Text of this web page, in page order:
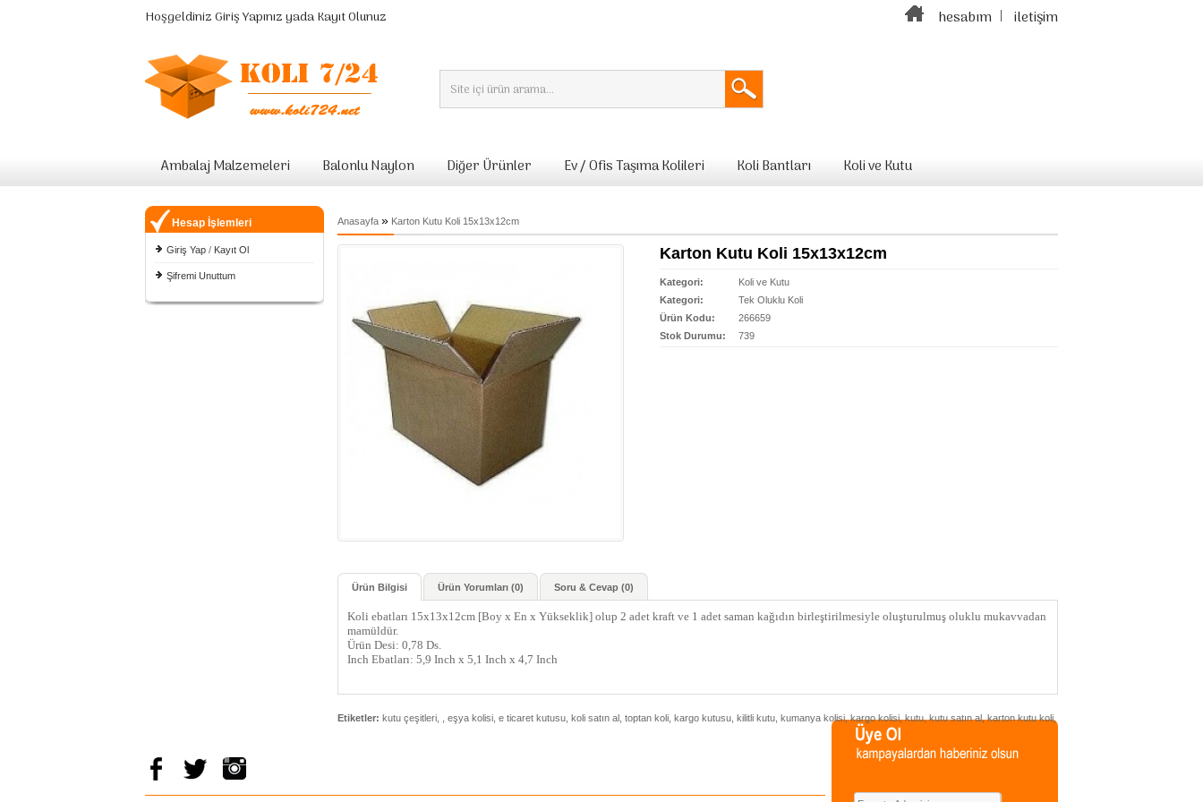
HoşgeldinizGiriş YapınızyadaKayıt Olunuz hesabım iletişim
Ambalaj Malzemeleri Balonlu Naylon Diğer Ürünler Ev / Ofis Taşıma Kolileri Koli Bantları Koli ve Kutu
Hesap İşlemleri
Giriş Yap / Kayıt Ol
Şifremi Unuttum
Anasayfa » Karton Kutu Koli 15x13x12cm
Karton Kutu Koli 15x13x12cm
Kategori:
Koli ve Kutu
Kategori:
Tek Oluklu Koli
Ürün Kodu:
266659
Stok Durumu:
739
Ürün Bilgisi Ürün Yorumları (0) Soru & Cevap (0)
Koli ebatları 15x13x12cm [Boy x En x Yükseklik] olup 2 adet kraft ve 1 adet saman kağıdın birleştirilmesiyle oluşturulmuş oluklu mukavvadan
mamüldür.
Ürün Desi: 0,78 Ds.
Inch Ebatları: 5,9 Inch x 5,1 Inch x 4,7 Inch
Etiketler: kutu çeşitleri eşya kolisi e ticaret kutusu koli satın al toptan koli kargo kutusu kilitli kutu kumanya kolisi,kargo kolisi,kutu,kutu satın al,karton kutu koli,